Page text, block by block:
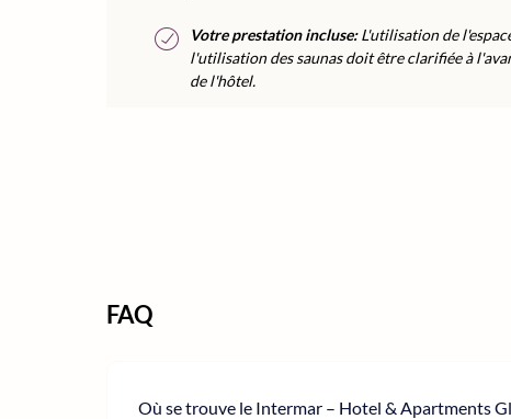
Votre prestation incluse:L'utilisation de
l'utilisation des saunas doit être clarifiée à
de l'hôtel.
FAQ
Où se trouve le Intermar – Hotel & Apartments